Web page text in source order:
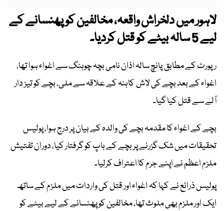
لاہور میں دلخراش واقعہ، مخالفین کو پھنسانے کے
لیے 5 سالہ بیٹے کو قتل کردیا۔
رپورٹ کے مطابق پانچ سالہ اذان نامی بچہ چوہنگ سے اغواء ہوا تھا،
اغواء کے بعد بچے کی لاش کاہنہ کے علاقہ سے ملی، بچے کو تیز دار
آلے سے قتل کیا گیا۔
بچے کے اغواء کا مقدمہ بچے کی والدہ کے بیان پر درج ہوا، پولیس
تحقیقات میں شک گزرنے پر بچے کے باپ کو گرفتار کیا، دوران تفتیش
ملزم اعظم نے اپنے جرم کا اعتراف کرلیا۔
پولیس ذرائع نے کہا کہ اغواء اور قتل کی واردات میں ملزم کے ساتھ
ایک اور ملزم بھی ملوث تھا، مخالفین کو پھنسانے کے لیے بیٹے کو